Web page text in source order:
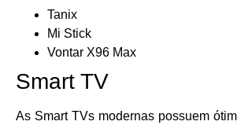
Tanix
Mi Stick
Vontar X96 Max
Smart TV
As Smart TVs modernas possuem